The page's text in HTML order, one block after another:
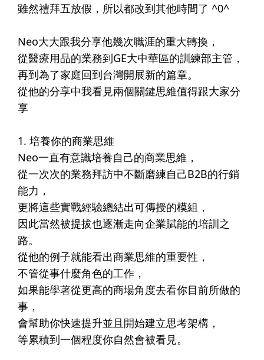
雖然禮拜五放假，所以都改到其他時間了 ^0^​
Neo大大跟我分享他幾次職涯的重大轉換，​
從醫療用品的業務到GE大中華區的訓練部主管，​
再到為了家庭回到台灣開展新的篇章。​
從他的分享中我看見兩個關鍵思維值得跟大家分
享​
1. 培養你的商業思維​
Neo一直有意識培養自己的商業思維，​
從一次次的業務拜訪中不斷磨練自己B2B的行銷
能力，​
更將這些實戰經驗總結出可傳授的模組，​
因此當然被提拔也逐漸走向企業賦能的培訓之
路。​
從他的例子就能看出商業思維的重要性，​
不管從事什麼角色的工作，​
如果能學著從更高的商場角度去看你目前所做的
事，​
會幫助你快速提升並且開始建立思考架構，​
等累積到一個程度你自然會被看見。​